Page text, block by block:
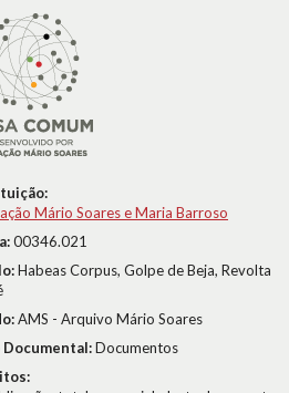
Mário Soares e Maria Barroso
00346.021
Habeas Corpus, Golpe de Beja, Revolta
AMS - Arquivo Mário Soares
Documental:Documentos